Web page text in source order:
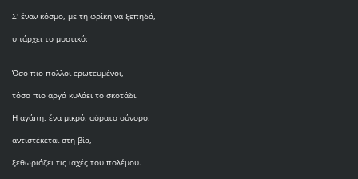
Σ' έναν κόσμο, με τη φρίκη να ξεπηδά,
υπάρχει το μυστικό:
Όσο πιο πολλοί ερωτευμένοι,
τόσο πιο αργά κυλάει το σκοτάδι.
Η αγάπη, ένα μικρό, αόρατο σύνορο,
αντιστέκεται στη βία,
ξεθωριάζει τις ιαχές του πολέμου.